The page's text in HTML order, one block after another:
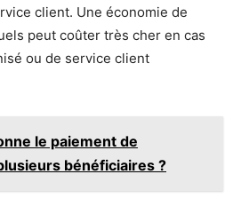
client. Une économie de
peut coûter très cher en cas
ou de service client
le paiement de
bénéficiaires ?